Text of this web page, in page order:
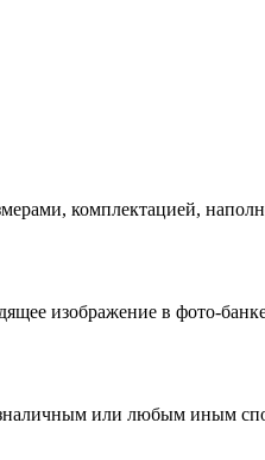
комплектацией,
изображение в фото-
или любым иным